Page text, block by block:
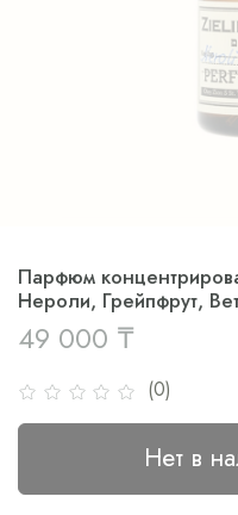
(0)
Парфюм
Нероли, Грейпфрут,
49 000 ₸
Нет в